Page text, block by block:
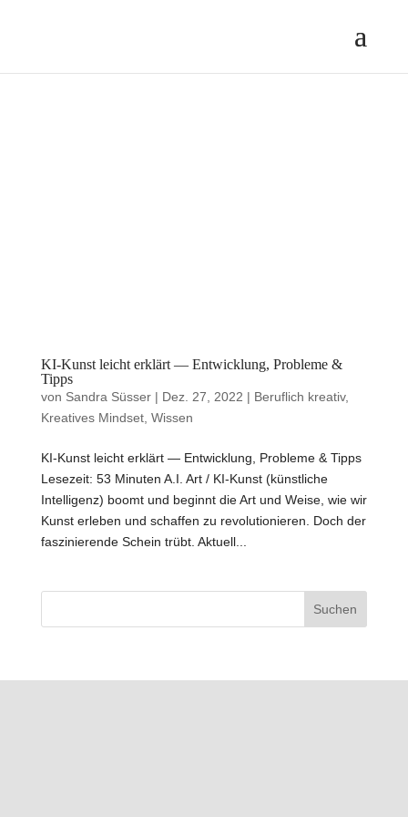
KI-Kunst leicht erklärt — Entwicklung, Probleme &
Tipps
von Sandra Süsser| Dez. 27, 2022 | Beruflich kreativ,
Kreatives Mindset, Wissen
KI-Kunst leicht erklärt — Entwicklung, Probleme & Tipps
Lesezeit: 53 Minuten A.I. Art / KI-Kunst (künstliche
Intelligenz) boomt und beginnt die Art und Weise, wie wir
Kunst erleben und schaffen zu revolutionieren. Doch der
faszinierende Schein trübt. Aktuell...